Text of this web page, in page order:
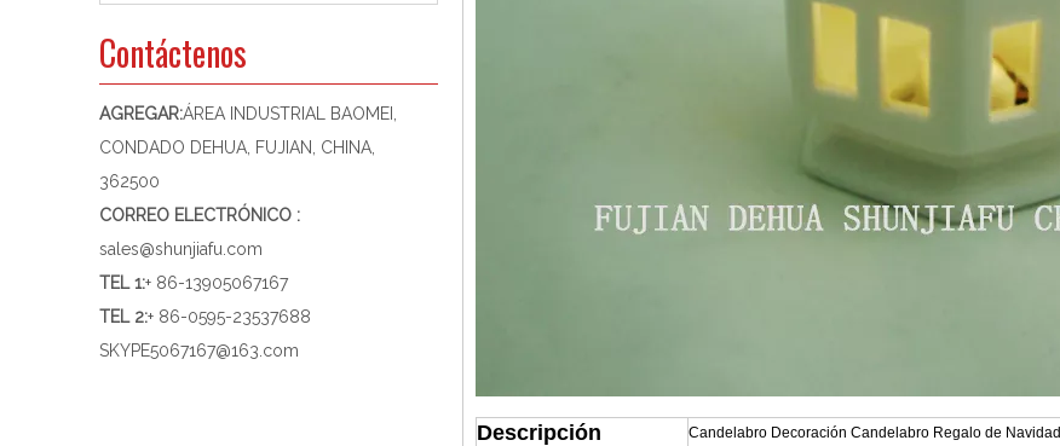
Contáctenos
AGREGAR:ÁREA INDUSTRIAL BAOMEI,
CONDADO DEHUA, FUJIAN, CHINA,
362500
CORREO ELECTRÓNICO :
sales@shunjiafu.com
TEL 1:+ 86-13905067167
TEL 2:+ 86-0595-23537688
SKYPE5067167@163.com
Descripción Candelabro Decoración Candelabro Regalo de Navidad